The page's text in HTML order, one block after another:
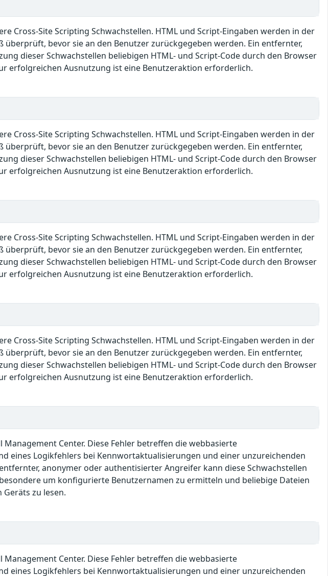
Cross-Site Scripting Schwachstellen. HTML und Script-Eingaben werden in der
bevor sie an den Benutzer zurückgegeben werden. Ein entfernter,
dieser Schwachstellen beliebigen HTML- und Script-Code durch den Browser
erfolgreichen Ausnutzung ist eine Benutzeraktion erforderlich.
Cross-Site Scripting Schwachstellen. HTML und Script-Eingaben werden in der
bevor sie an den Benutzer zurückgegeben werden. Ein entfernter,
dieser Schwachstellen beliebigen HTML- und Script-Code durch den Browser
erfolgreichen Ausnutzung ist eine Benutzeraktion erforderlich.
Cross-Site Scripting Schwachstellen. HTML und Script-Eingaben werden in der
bevor sie an den Benutzer zurückgegeben werden. Ein entfernter,
dieser Schwachstellen beliebigen HTML- und Script-Code durch den Browser
erfolgreichen Ausnutzung ist eine Benutzeraktion erforderlich.
Cross-Site Scripting Schwachstellen. HTML und Script-Eingaben werden in der
bevor sie an den Benutzer zurückgegeben werden. Ein entfernter,
dieser Schwachstellen beliebigen HTML- und Script-Code durch den Browser
erfolgreichen Ausnutzung ist eine Benutzeraktion erforderlich.
Center. Diese Fehler betreffen die webbasierte
eines Logikfehlers bei Kennwortaktualisierungen und einer unzureichenden
anonymer oder authentisierter Angreifer kann diese Schwachstellen
um konfigurierte Benutzernamen zu ermitteln und beliebige Dateien
zu lesen.
Center. Diese Fehler betreffen die webbasierte
eines Logikfehlers bei Kennwortaktualisierungen und einer unzureichenden